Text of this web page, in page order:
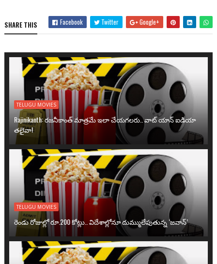
SHARE THIS Facebook Twitter Google+
TELUGU MOVIES
Rajinikanth: రజనీకాంత్ మాత్రమే ఇలా చేయగలరు.. వాట్ యాన్ ఐడియా
తలైవా!
TELUGU MOVIES
రెండు రోజుల్లో రూ.200 కోట్లు.. విదేశాల్లోనూ దుమ్ములేపుతున్న ‘జవాన్’